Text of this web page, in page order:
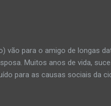
vão para o amigo de longas
Muitos anos de vida,
para as causas sociais da